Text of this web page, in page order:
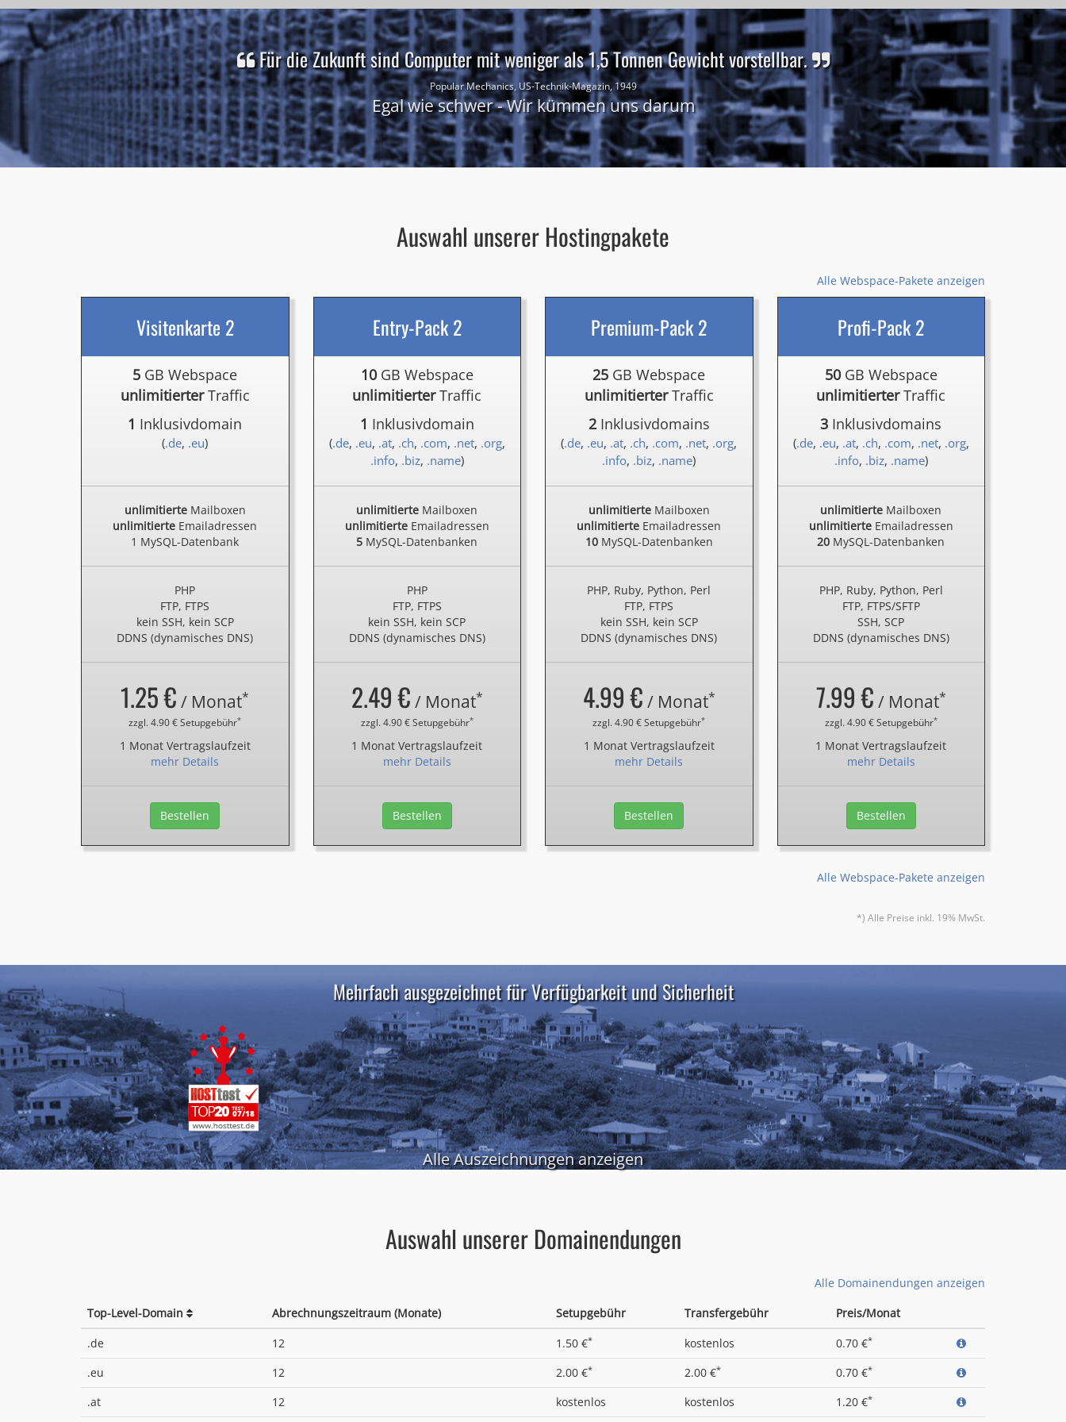
Für die Zukunft sind Computer mit weniger als 1,5 Tonnen Gewicht vorstellbar.
Popular Mechanics, US-Technik-Magazin, 1949
Egal wie schwer - Wir kümmen uns darum
Auswahl unserer Hostingpakete
Alle Webspace-Pakete anzeigen
Visitenkarte 2
5 GB Webspace
unlimitierterTraffic
1 Inklusivdomain
(.de, .eu)
unlimitierteMailboxen
unlimitierte Emailadressen
1 MySQL-Datenbank
PHP
FTP, FTPS
kein SSH, kein SCP
DDNS (dynamisches DNS)
1.25 € / Monat*
zzgl. 4.90 € Setupgebühr*
1 Monat Vertragslaufzeit
mehr Details
Bestellen
Entry-Pack 2
10GB Webspace
unlimitierterTraffic
1 Inklusivdomain
(.de, .eu, .at, .ch, .com, .net, .org,
.info, .biz, .name)
unlimitierte Mailboxen
unlimitierteEmailadressen
5 MySQL-Datenbanken
PHP
FTP, FTPS
kein SSH, kein SCP
DDNS (dynamisches DNS)
2.49 € / Monat*
zzgl. 4.90 € Setupgebühr*
1 Monat Vertragslaufzeit
mehr Details
Bestellen
Premium-Pack 2
25 GB Webspace
unlimitierterTraffic
2Inklusivdomains
(.de, .eu, .at, .ch, .com, .net, .org,
.info, .biz, .name)
unlimitierteMailboxen
unlimitierte Emailadressen
10MySQL-Datenbanken
PHP, Ruby, Python, Perl
FTP, FTPS
kein SSH, kein SCP
DDNS (dynamisches DNS)
4.99 € / Monat*
zzgl. 4.90 € Setupgebühr*
1 Monat Vertragslaufzeit
mehr Details
Bestellen
Profi-Pack 2
50GB Webspace
unlimitierterTraffic
3 Inklusivdomains
(.de, .eu, .at, .ch, .com, .net, .org,
.info, .biz, .name)
unlimitierte Mailboxen
unlimitierteEmailadressen
20 MySQL-Datenbanken
PHP, Ruby, Python, Perl
FTP, FTPS/SFTP
SSH, SCP
DDNS (dynamisches DNS)
7.99 € / Monat*
zzgl. 4.90 € Setupgebühr*
1 Monat Vertragslaufzeit
mehr Details
Bestellen
Alle Webspace-Pakete anzeigen
*) Alle Preise inkl. 19% MwSt.
Mehrfach ausgezeichnet für Verfügbarkeit und Sicherheit
Alle Auszeichnungen anzeigen
Auswahl unserer Domainendungen
Alle Domainendungen anzeigen
Top-Level-Domain
Abrechnungszeitraum (Monate) Setupgebühr Transfergebühr
Preis/Monat
.de
12 1.50 €* kostenlos 0.70 €*
.eu 12 2.00 €* 2.00 €* 0.70 €*
.at 12 kostenlos kostenlos 1.20 €*